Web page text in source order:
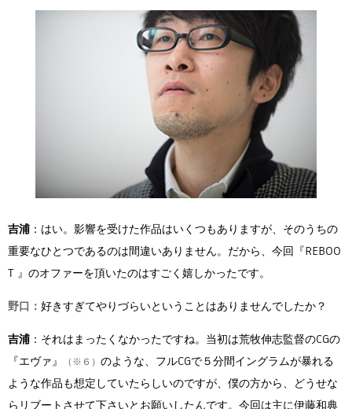
吉浦 ：はい。影響を受けた作品はいくつもありますが、そのうちの
重要なひとつであるのは間違いありません。だから、今回『REBOO
T 』のオファーを頂いたのはすごく嬉しかったです。
野口： 好きすぎてやりづらいということはありませんでしたか？
吉浦 ：それはまったくなかったですね。当初は荒牧伸志監督のCGの
『エヴァ』
（※６） のような、フルCGで５分間イングラムが暴れる
ような作品も想定していたらしいのですが、僕の方から、どうせな
らリブートさせて下さいとお願いしたんです。今回は主に伊藤和典